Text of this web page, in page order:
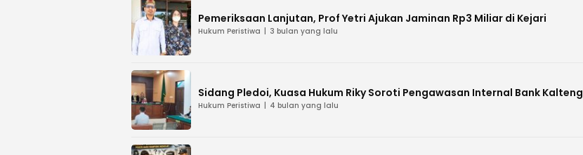
Pemeriksaan Lanjutan, Prof Yetri Ajukan Jaminan Rp3 Miliar di Kejari
Hukum Peristiwa 3 bulan yang lalu
Sidang Pledoi, Kuasa Hukum Riky Soroti Pengawasan Internal Bank Kalteng
Hukum Peristiwa 4 bulan yang lalu